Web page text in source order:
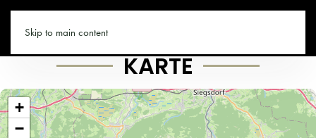
Skip to main content
WAIDRING.CO
KARTE
+
−